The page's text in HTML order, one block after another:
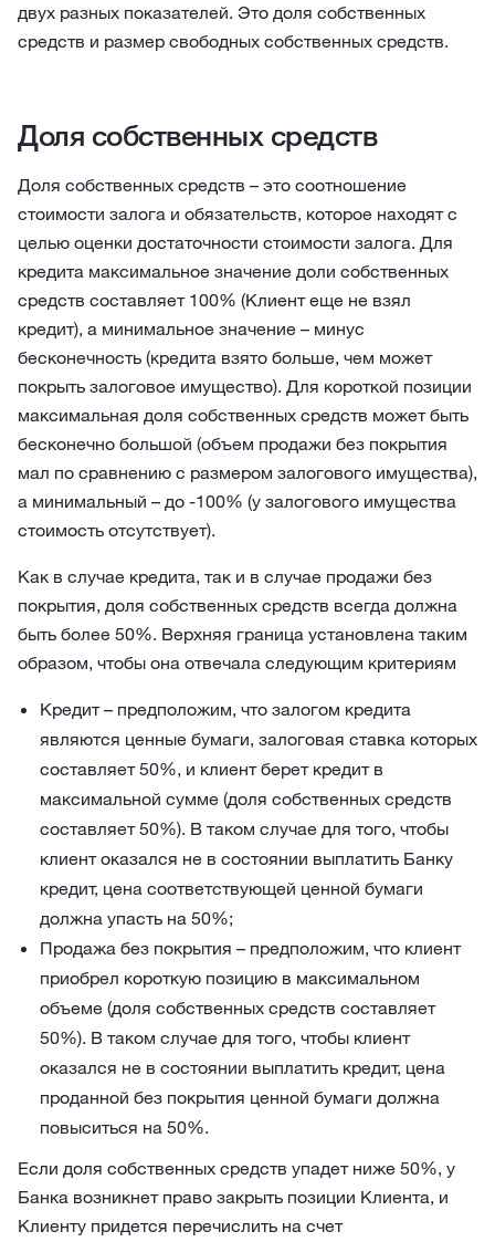
двух разных показателей. Это доля собственных
средств и размер свободных собственных средств.
Доля собственных средств
Доля собственных средств – это соотношение
стоимости залога и обязательств, которое находят с
целью оценки достаточности стоимости залога. Для
кредита максимальное значение доли собственных
средств составляет 100% (Клиент еще не взял
кредит), а минимальное значение – минус
бесконечность (кредита взято больше, чем может
покрыть залоговое имущество). Для короткой позиции
максимальная доля собственных средств может быть
бесконечно большой (объем продажи без покрытия
мал по сравнению с размером залогового имущества),
а минимальный – до -100% (у залогового имущества
стоимость отсутствует).
Как в случае кредита, так и в случае продажи без
покрытия, доля собственных средств всегда должна
быть более 50%. Верхняя граница установлена таким
образом, чтобы она отвечала следующим критериям
Кредит – предположим, что залогом кредита
являются ценные бумаги, залоговая ставка которых
составляет 50%, и клиент берет кредит в
максимальной сумме (доля собственных средств
составляет 50%). В таком случае для того, чтобы
клиент оказался не в состоянии выплатить Банку
кредит, цена соответствующей ценной бумаги
должна упасть на 50%;
Продажа без покрытия – предположим, что клиент
приобрел короткую позицию в максимальном
объеме (доля собственных средств составляет
50%). В таком случае для того, чтобы клиент
оказался не в состоянии выплатить кредит, цена
проданной без покрытия ценной бумаги должна
повыситься на 50%.
Eсли доля собственных средств упадет ниже 50%, у
Банка возникнет право закрыть позиции Клиента, и
Клиенту придется перечислить на счет